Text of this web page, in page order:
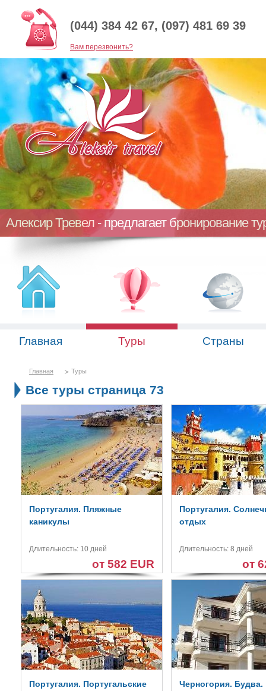
(044) 384 42 67, (097) 481 69 39
Baм перезвонить?
Алексир Тревел - предлагает бронирование
Главная Туры Страны
Главная Туры
Все туры страница 73
Португалия. Пляжные
каникулы
Длительность: 10 дней
от 582 EUR
Португалия.
отдых
Длительность: 8 дней
от
Португалия. Португальские
Черногория. Будва.